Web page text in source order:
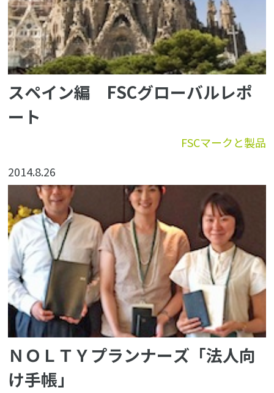
FSCマークと製品
スペイン編 FSCグローバルレポ
ート
2014.8.26
ＮＯＬＴＹプランナーズ「法人向
け手帳」